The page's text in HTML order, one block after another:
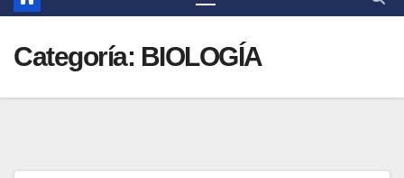
Categoría: BIOLOGÍA